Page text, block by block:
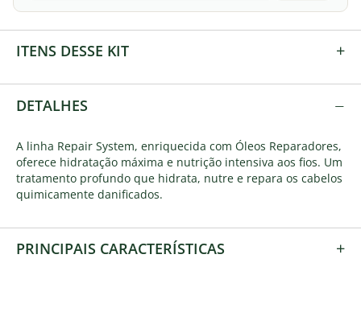
ITENS DESSE KIT +
DETALHES −
A linha Repair System, enriquecida com Óleos Reparadores,
oferece hidratação máxima e nutrição intensiva aos fios. Um
tratamento profundo que hidrata, nutre e repara os cabelos
quimicamente danificados.
PRINCIPAIS CARACTERÍSTICAS +